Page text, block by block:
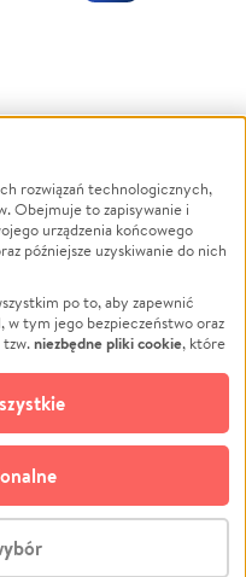
Powódź
Wichura
NGO
Edukacja
Podróż
Impreza
Ochrona środowiska
Biznes
Z O.O.
rozwiązań technologicznych,
Obejmuje to zapisywanie i
urządzenia końcowego
późniejsze uzyskiwanie do nich
po to, aby zapewnić
w tym jego bezpieczeństwo oraz
tzw.niezbędne pliki cookie, które
cookie
Możesz wyrazić
dowolnym momencie masz
„Zarządzaj zgodami cookie”,
Opcjonalne pliki
celach:
możemy zrozumieć, jak
– skąd trafiają do serwisu, jak